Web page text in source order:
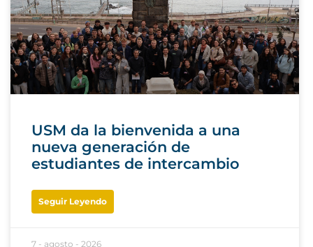
USM da la bienvenida a una
nueva generación de
estudiantes de intercambio
Seguir Leyendo
7 - agosto - 2026